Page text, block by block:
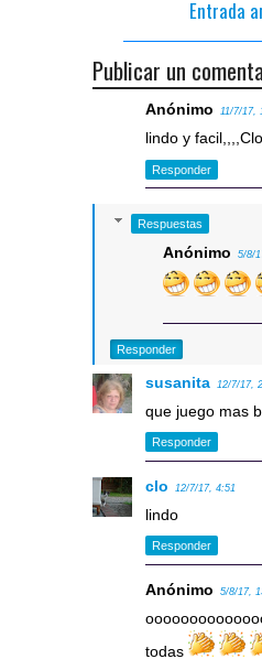
Entrada
Publicar un
Anónimo 11/7/17,
lindo y facil,,,,Clo
Responder
Respuestas
Anónimo 5/8/
Responder
susanita 12/7/17,
que juego mas
Responder
clo 12/7/17, 4:51
lindo
Responder
Anónimo 5/8/17,
todas